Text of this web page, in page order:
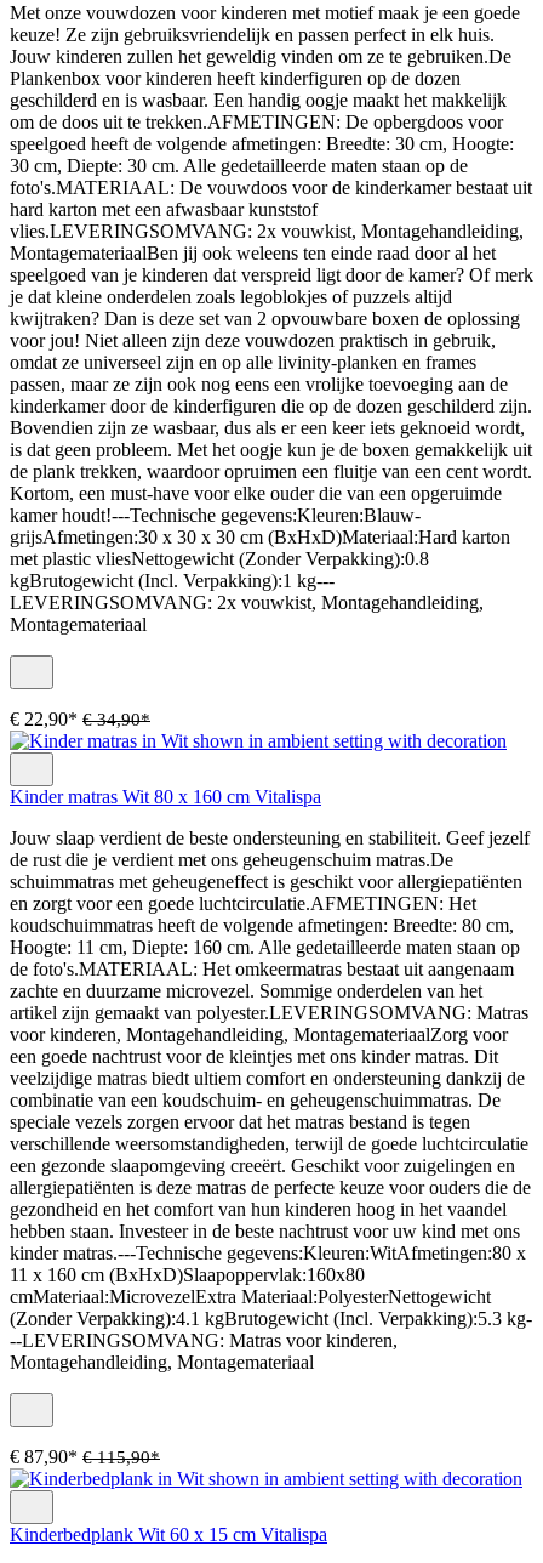
Met onze vouwdozen voor kinderen met motief maak je een goede
keuze! Ze zijn gebruiksvriendelijk en passen perfect in elk huis.
Jouw kinderen zullen het geweldig vinden om ze te gebruiken.De
Plankenbox voor kinderen heeft kinderfiguren op de dozen
geschilderd en is wasbaar. Een handig oogje maakt het makkelijk
om de doos uit te trekken.AFMETINGEN: De opbergdoos voor
speelgoed heeft de volgende afmetingen: Breedte: 30 cm, Hoogte:
30 cm, Diepte: 30 cm. Alle gedetailleerde maten staan op de
foto's.MATERIAAL: De vouwdoos voor de kinderkamer bestaat uit
hard karton met een afwasbaar kunststof
vlies.LEVERINGSOMVANG: 2x vouwkist, Montagehandleiding,
MontagemateriaalBen jij ook weleens ten einde raad door al het
speelgoed van je kinderen dat verspreid ligt door de kamer? Of merk
je dat kleine onderdelen zoals legoblokjes of puzzels altijd
kwijtraken? Dan is deze set van 2 opvouwbare boxen de oplossing
voor jou! Niet alleen zijn deze vouwdozen praktisch in gebruik,
omdat ze universeel zijn en op alle livinity-planken en frames
passen, maar ze zijn ook nog eens een vrolijke toevoeging aan de
kinderkamer door de kinderfiguren die op de dozen geschilderd zijn.
Bovendien zijn ze wasbaar, dus als er een keer iets geknoeid wordt,
is dat geen probleem. Met het oogje kun je de boxen gemakkelijk uit
de plank trekken, waardoor opruimen een fluitje van een cent wordt.
Kortom, een must-have voor elke ouder die van een opgeruimde
kamer houdt!---Technische gegevens:Kleuren:Blauw-
grijsAfmetingen:30 x 30 x 30 cm (BxHxD)Materiaal:Hard karton
met plastic vliesNettogewicht (Zonder Verpakking):0.8
kgBrutogewicht (Incl. Verpakking):1 kg---
LEVERINGSOMVANG: 2x vouwkist, Montagehandleiding,
Montagemateriaal
€ 22,90* € 34,90*
Kinder matras Wit 80 x 160 cm Vitalispa
Jouw slaap verdient de beste ondersteuning en stabiliteit. Geef jezelf
de rust die je verdient met ons geheugenschuim matras.De
schuimmatras met geheugeneffect is geschikt voor allergiepatiënten
en zorgt voor een goede luchtcirculatie.AFMETINGEN: Het
koudschuimmatras heeft de volgende afmetingen: Breedte: 80 cm,
Hoogte: 11 cm, Diepte: 160 cm. Alle gedetailleerde maten staan op
de foto's.MATERIAAL: Het omkeermatras bestaat uit aangenaam
zachte en duurzame microvezel. Sommige onderdelen van het
artikel zijn gemaakt van polyester.LEVERINGSOMVANG: Matras
voor kinderen, Montagehandleiding, MontagemateriaalZorg voor
een goede nachtrust voor de kleintjes met ons kinder matras. Dit
veelzijdige matras biedt ultiem comfort en ondersteuning dankzij de
combinatie van een koudschuim- en geheugenschuimmatras. De
speciale vezels zorgen ervoor dat het matras bestand is tegen
verschillende weersomstandigheden, terwijl de goede luchtcirculatie
een gezonde slaapomgeving creeërt. Geschikt voor zuigelingen en
allergiepatiënten is deze matras de perfecte keuze voor ouders die de
gezondheid en het comfort van hun kinderen hoog in het vaandel
hebben staan. Investeer in de beste nachtrust voor uw kind met ons
kinder matras.---Technische gegevens:Kleuren:WitAfmetingen:80 x
11 x 160 cm (BxHxD)Slaapoppervlak:160x80
cmMateriaal:MicrovezelExtra Materiaal:PolyesterNettogewicht
(Zonder Verpakking):4.1 kgBrutogewicht (Incl. Verpakking):5.3 kg-
--LEVERINGSOMVANG: Matras voor kinderen,
Montagehandleiding, Montagemateriaal
€ 87,90* € 115,90*
Kinderbedplank Wit 60 x 15 cm Vitalispa